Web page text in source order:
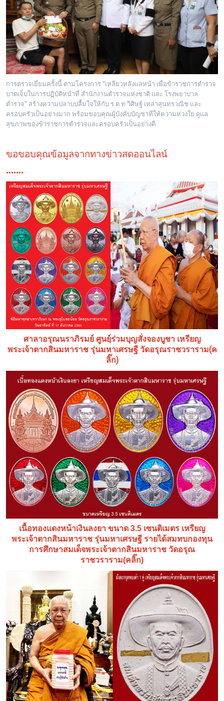
การตรวจเยี่ยมครั้งนี้ ตามโครงการ “เหลียวหลังแลหน้า เพื่อข้าราชการตำรวจ
บาดเจ็บในการปฏิบัติหน้าที่ สำนักงานตำรวจแห่งชาติ และ โรงพยาบาล
ตำรวจ” สร้างความปลาบปลื้มใจให้กับ ร.ต.ท.วิศิษฐ์ เหล่าสุนทรวณิช และ
ครอบครัวเป็นอย่างมาก พร้อมขอบคุณผู้บังคับบัญชาที่ให้ความห่วงใย ดูแล
สุขภาพของข้าราชการตำรวจและครอบครัวเป็นอย่างดี
ขอขอบคุณข้อมูลจากทางข่าวสดออนไลน์
.......
ศาลาอรุณนราภิรมย์ ศูนยฺ์ร่วมบุญสั่งจองบูชา เหรียญ
พระเจ้าตากสินมหาราช รุ่นมหาเศรษฐี วัดอรุณราชวราราม(ค
ลิ๊ก)
เนื้อทองแดงหน้าเงินลงยา ขนาด 3.5 เซนติเมตร เหรียญ
พระเจ้าตากสินมหาราช รุ่นมหาเศรษฐี รายได้สมทบกองทุน
การศึกษาสมเด็จพระเจ้าตากสินมหาราช วัดอรุณ
ราชวราราม(คลิ๊ก)